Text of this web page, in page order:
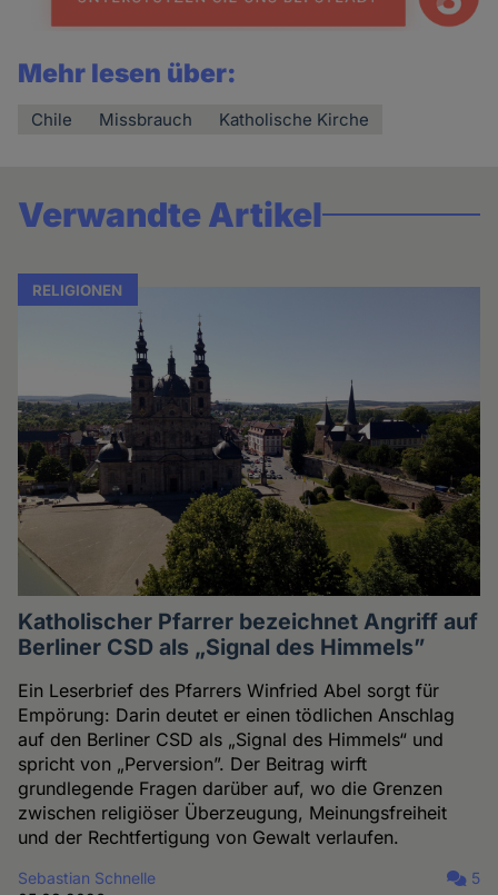
Mehr lesen über:
Chile Missbrauch Katholische Kirche
Verwandte Artikel
RELIGIONEN
Katholischer Pfarrer bezeichnet Angriff auf
Berliner CSD als „Signal des Himmels”
Ein Leserbrief des Pfarrers Winfried Abel sorgt für
Empörung: Darin deutet er einen tödlichen Anschlag
auf den Berliner CSD als „Signal des Himmels“ und
spricht von „Perversion”. Der Beitrag wirft
grundlegende Fragen darüber auf, wo die Grenzen
zwischen religiöser Überzeugung, Meinungsfreiheit
und der Rechtfertigung von Gewalt verlaufen.
Sebastian Schnelle
5